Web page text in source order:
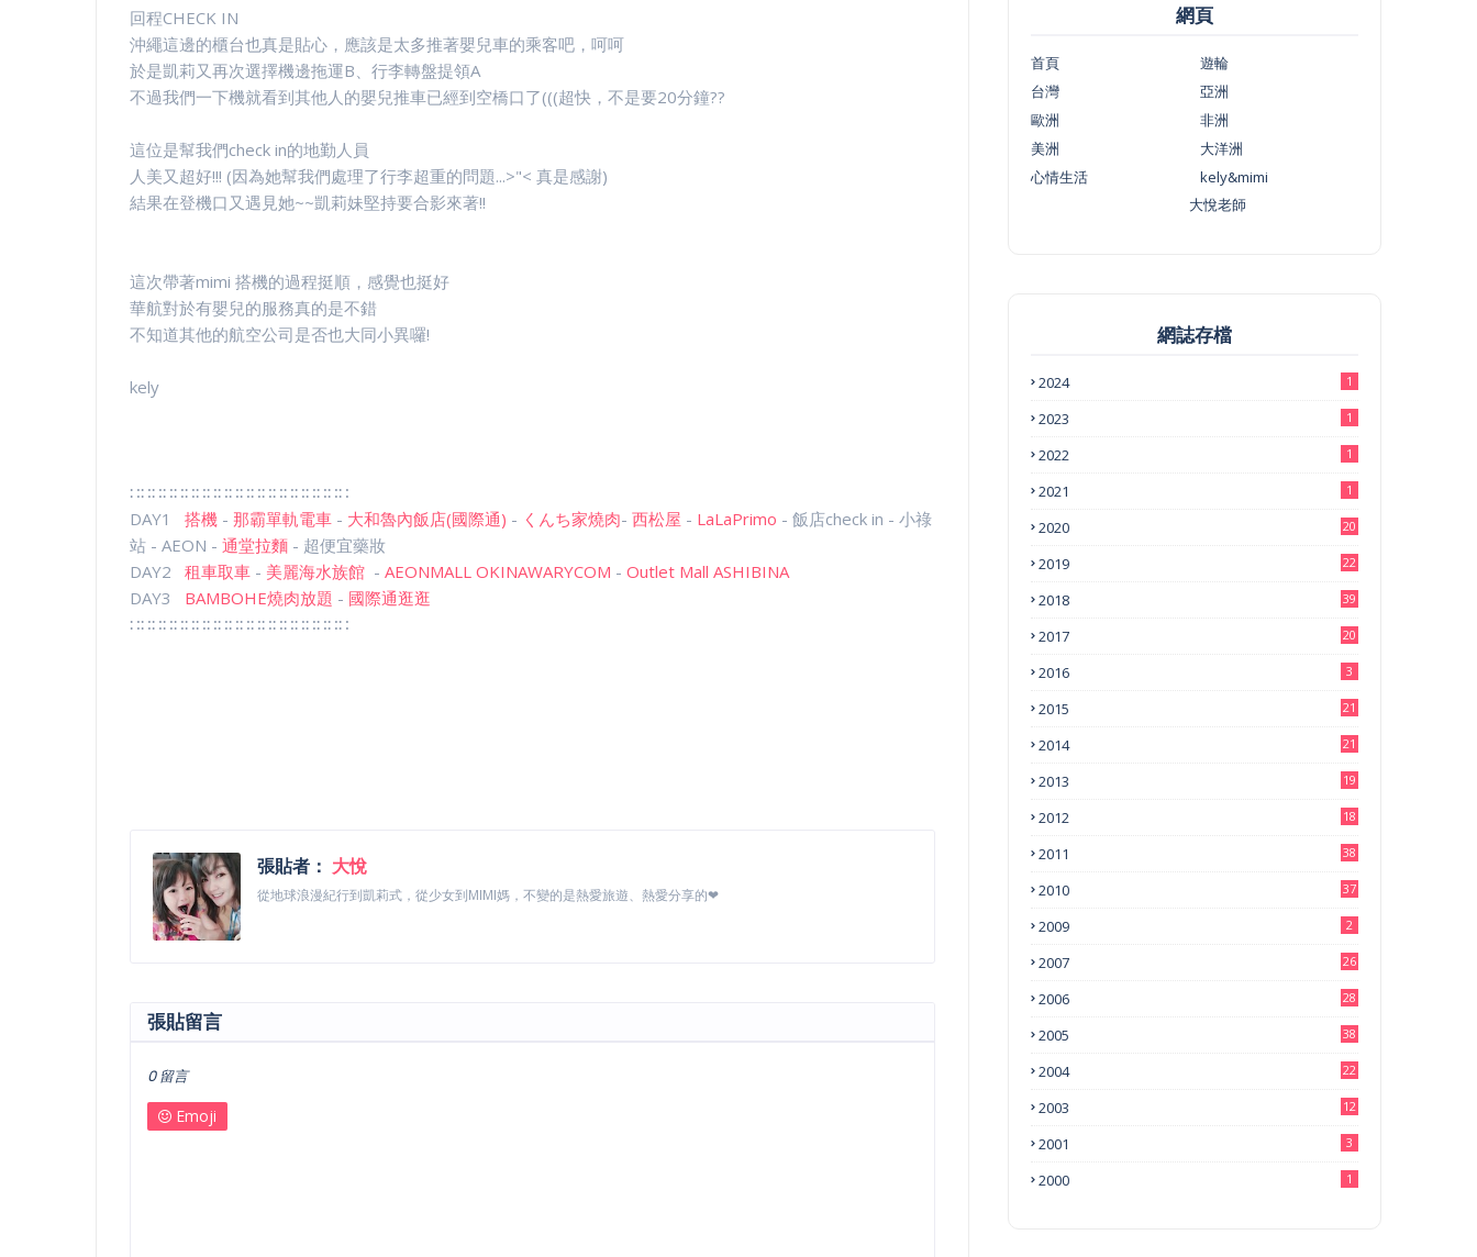
回程CHECK IN
沖繩這邊的櫃台也真是貼心，應該是太多推著嬰兒車的乘客吧，呵呵
於是凱莉又再次選擇機邊拖運B、行李轉盤提領A
不過我們一下機就看到其他人的嬰兒推車已經到空橋口了(((超快，不是要20分鐘??
這位是幫我們check in的地勤人員
人美又超好!!! (因為她幫我們處理了行李超重的問題...>"< 真是感謝)
結果在登機口又遇見她~~凱莉妹堅持要合影來著!!
這次帶著mimi 搭機的過程挺順，感覺也挺好
華航對於有嬰兒的服務真的是不錯
不知道其他的航空公司是否也大同小異囉!
kely
∷∷∷∷∷∷∷∷∷∷∷∷∷∷∷∷∷∷∷∷
DAY1 搭機 - 那霸單軌電車 - 大和魯內飯店(國際通) - くんち家燒肉- 西松屋 - LaLaPrimo - 飯店check in - 小祿
站 - AEON - 通堂拉麵 - 超便宜藥妝
DAY2 租車取車 - 美麗海水族館 - AEONMALL OKINAWARYCOM - Outlet Mall ASHIBINA
DAY3 BAMBOHE燒肉放題 - 國際通逛逛
∷∷∷∷∷∷∷∷∷∷∷∷∷∷∷∷∷∷∷∷
張貼者： 大悅
從地球浪漫紀行到凱莉式，從少女到MIMI媽，不變的是熱愛旅遊、熱愛分享的❤
張貼留言
0 留言
Emoji
網頁
首頁
遊輪
台灣
亞洲
歐洲
非洲
美洲
大洋洲
心情生活
kely&mimi
大悅老師
網誌存檔
2024 1
2023 1
2022 1
2021 1
2020 20
2019 22
2018 39
2017 20
2016 3
2015 21
2014 21
2013 19
2012 18
2011 38
2010 37
2009 2
2007 26
2006 28
2005 38
2004 22
2003 12
2001 3
2000 1